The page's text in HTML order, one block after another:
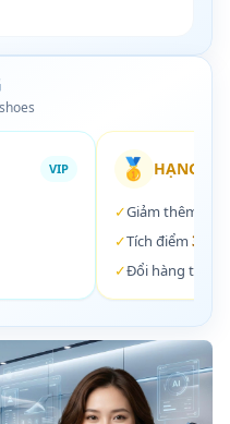
VIP 🥇 HẠNG
✓Giảm thêm
✓Tích điểm 3%
✓Đổi hàng trong